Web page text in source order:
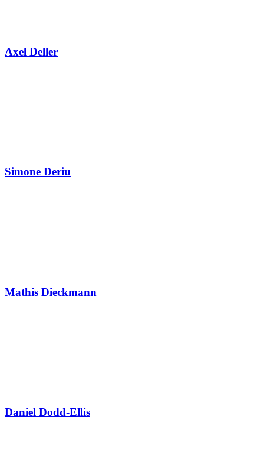
Axel Deller
Simone Deriu
Mathis Dieckmann
Daniel Dodd-Ellis